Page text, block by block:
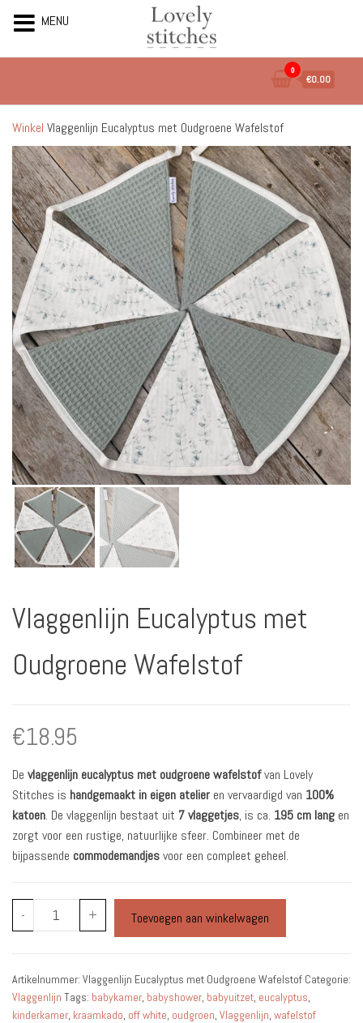
de
inhoud
0
€0.00
Winkel Vlaggenlijn Eucalyptus met Oudgroene Wafelstof
Vlaggenlijn Eucalyptus met
Oudgroene Wafelstof
€18.95
De vlaggenlijn eucalyptus met oudgroene wafelstofvan Lovely
Stitches is handgemaakt in eigen atelier en vervaardigd van 100%
katoen. De vlaggenlijn bestaat uit 7 vlaggetjes, is ca. 195 cm lang en
zorgt voor een rustige, natuurlijke sfeer. Combineer met de
bijpassende commodemandjesvoor een compleet geheel.
-
Vlaggenlijn
Eucalyptus
Wafelstof
aantal
+ Toevoegen aan winkelwagen
Artikelnummer: Vlaggenlijn Eucalyptus met Oudgroene Wafelstof Categorie:
Vlaggenlijn Tags: babykamer babyshower babyuitzet eucalyptus
kinderkamer kraamkado off white oudgroen Vlaggenlijn wafelstof
MENU